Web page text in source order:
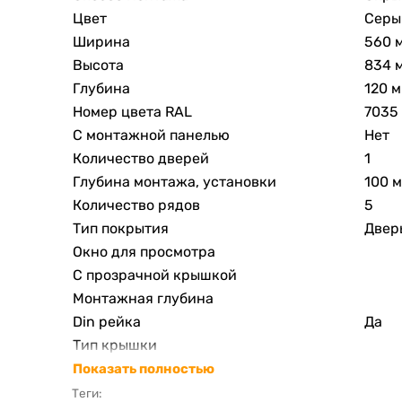
Цвет
Ширина
560
Высота
834
Глубина
120
Номер цвета RAL
7035
С монтажной панелью
Нет
Количество дверей
1
Глубина монтажа, установки
100
Количество рядов
5
Тип покрытия
Окно для просмотра
С прозрачной крышкой
Монтажная глубина
Din рейка
Да
Тип крышки
Материал корпуса
Ширина в числах модульных расстояний
Показать полностью
Теги: